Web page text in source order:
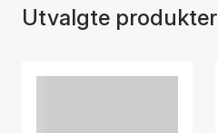
Utvalgte produkter